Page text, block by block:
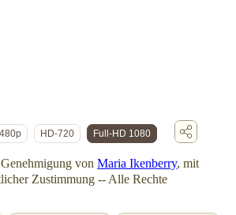
480p HD-720 Full-HD 1080
von Maria Ikenberry, mit
Zustimmung -- Alle Rechte